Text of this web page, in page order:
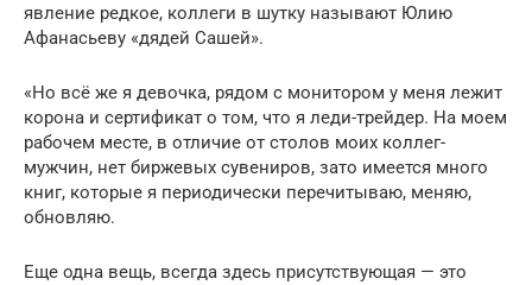
явление редкое, коллеги в шутку называют Юлию
Афанасьеву «дядей Сашей».
«Но всё же я девочка, рядом с монитором у меня лежит
корона и сертификат о том, что я леди-трейдер. На моем
рабочем месте, в отличие от столов моих коллег-
мужчин, нет биржевых сувениров, зато имеется много
книг, которые я периодически перечитываю, меняю,
обновляю.
Еще одна вещь, всегда здесь присутствующая — это